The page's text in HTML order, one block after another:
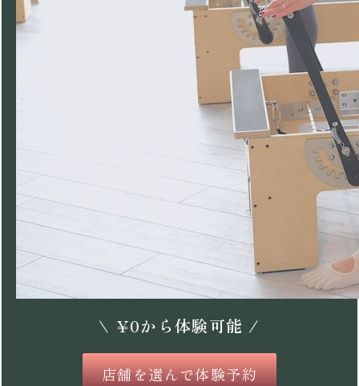
\ ¥0から体験可能 /
店舗を選んで体験予約